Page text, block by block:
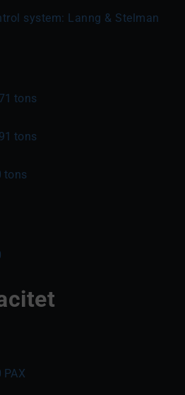
system: Lanng & Stelman
tons
tons
tons
PAX